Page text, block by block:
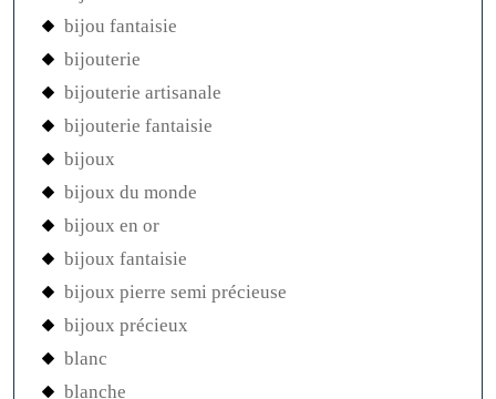
bijou fantaisie
bijouterie
bijouterie artisanale
bijouterie fantaisie
bijoux
bijoux du monde
bijoux en or
bijoux fantaisie
bijoux pierre semi précieuse
bijoux précieux
blanc
blanche